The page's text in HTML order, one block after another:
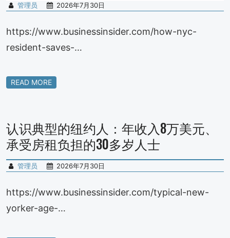
管理员 2026年7月30日
https://www.businessinsider.com/how-nyc-
resident-saves-…
READ MORE
认识典型的纽约人：年收入8万美元、
承受房租负担的30多岁人士
管理员 2026年7月30日
https://www.businessinsider.com/typical-new-
yorker-age-…